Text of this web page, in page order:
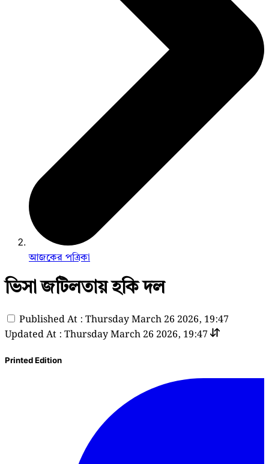
আজকের পত্রিকা
ভিসা জটিলতায় হকি দল
Published At : Thursday March 26 2026, 19:47
Updated At : Thursday March 26 2026, 19:47
Printed Edition